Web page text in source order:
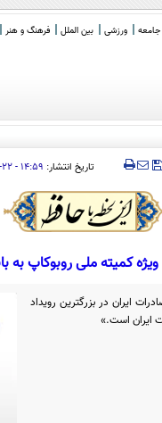
جامعه ورزشی بین الملل فرهنگ و هنر
تاریخ انتشار: ۱۴:۵۹ - ۲۲-۰۶-۱۳۹۴
کمیته ملی روبوکاپ به
ایران در بزرگترین رویداد
ایران است.»